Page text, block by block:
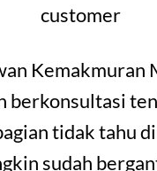
customer
Kemakmuran
berkonsultasi
tidak tahu
sudah